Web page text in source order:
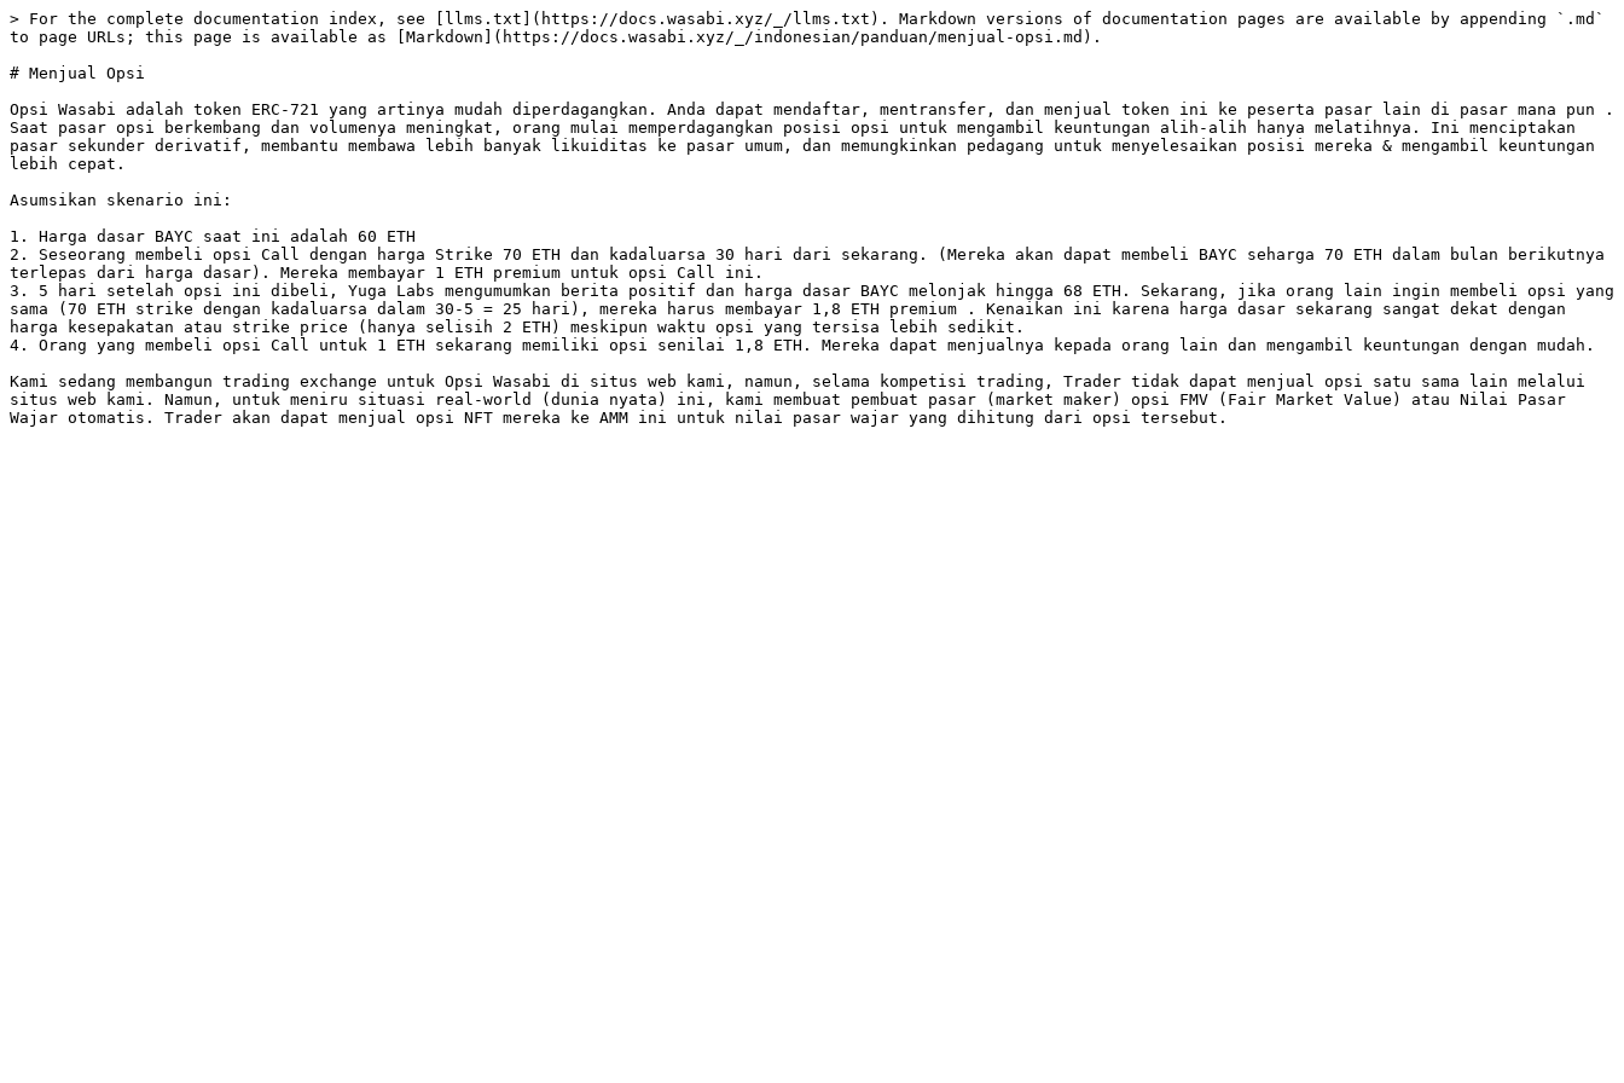
> For the complete documentation index, see [llms.txt](https://docs.wasabi.xyz/_/llms.txt). Markdown versions of documentation pages are available by appending `.md`
to page URLs; this page is available as [Markdown](https://docs.wasabi.xyz/_/indonesian/panduan/menjual-opsi.md).
# Menjual Opsi
Opsi Wasabi adalah token ERC-721 yang artinya mudah diperdagangkan. Anda dapat mendaftar, mentransfer, dan menjual token ini ke peserta pasar lain di pasar mana pun .
Saat pasar opsi berkembang dan volumenya meningkat, orang mulai memperdagangkan posisi opsi untuk mengambil keuntungan alih-alih hanya melatihnya. Ini menciptakan
pasar sekunder derivatif, membantu membawa lebih banyak likuiditas ke pasar umum, dan memungkinkan pedagang untuk menyelesaikan posisi mereka & mengambil keuntungan
lebih cepat.
Asumsikan skenario ini:
1. Harga dasar BAYC saat ini adalah 60 ETH
2. Seseorang membeli opsi Call dengan harga Strike 70 ETH dan kadaluarsa 30 hari dari sekarang. (Mereka akan dapat membeli BAYC seharga 70 ETH dalam bulan berikutnya
terlepas dari harga dasar). Mereka membayar 1 ETH premium untuk opsi Call ini.
3. 5 hari setelah opsi ini dibeli, Yuga Labs mengumumkan berita positif dan harga dasar BAYC melonjak hingga 68 ETH. Sekarang, jika orang lain ingin membeli opsi yang
sama (70 ETH strike dengan kadaluarsa dalam 30-5 = 25 hari), mereka harus membayar 1,8 ETH premium . Kenaikan ini karena harga dasar sekarang sangat dekat dengan
harga kesepakatan atau strike price (hanya selisih 2 ETH) meskipun waktu opsi yang tersisa lebih sedikit.
4. Orang yang membeli opsi Call untuk 1 ETH sekarang memiliki opsi senilai 1,8 ETH. Mereka dapat menjualnya kepada orang lain dan mengambil keuntungan dengan mudah.
Kami sedang membangun trading exchange untuk Opsi Wasabi di situs web kami, namun, selama kompetisi trading, Trader tidak dapat menjual opsi satu sama lain melalui
situs web kami. Namun, untuk meniru situasi real-world (dunia nyata) ini, kami membuat pembuat pasar (market maker) opsi FMV (Fair Market Value) atau Nilai Pasar